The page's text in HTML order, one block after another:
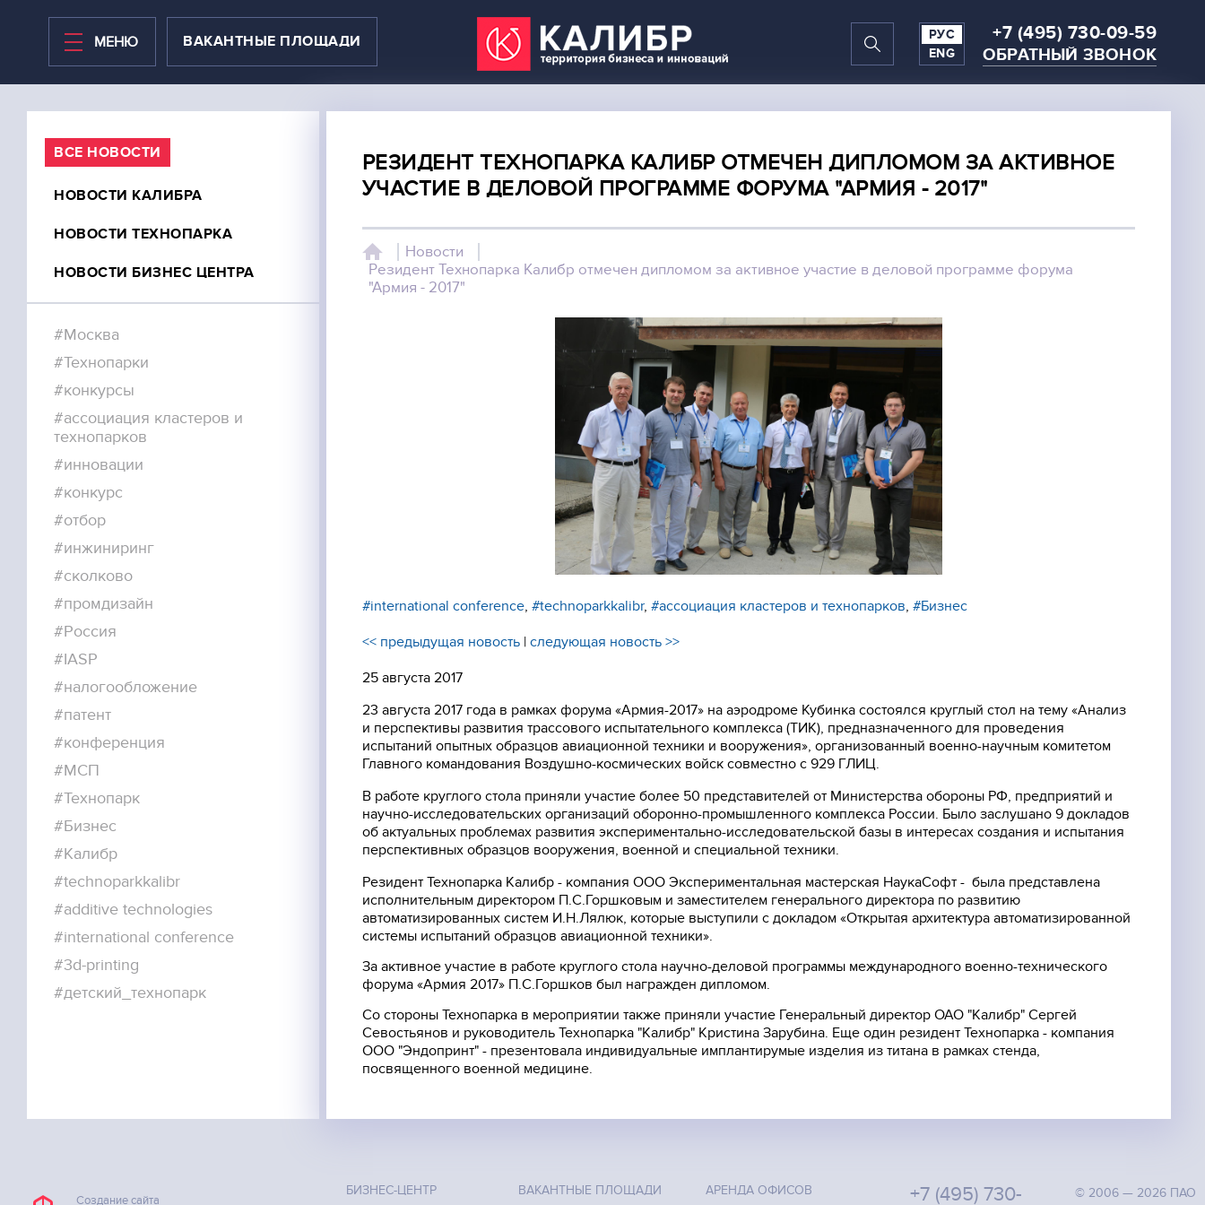
МЕНЮ ВАКАНТНЫЕ ПЛОЩАДИ +7 (495) 730-09-59
ОБРАТНЫЙ ЗВОНОК
РУС
ENG
ВАКАНТНЫЕ ПЛОЩАДИ
ТЕРРИТОРИЯ
НОВОСТИ
УСЛУГИ РЕЗИДЕНТОВ
КОНТАКТЫ
ИНФОРМАЦИЯ ДЛЯ
РЕЗИДЕНТОВ
ВХОД ДЛЯ РЕЗИДЕНТОВ
Станция метро Алексеевская
+7 (495) 730-09-59
Режим работы 7:00 - 18:00 ПН-ПТ.
ОБРАТНЫЙ ЗВОНОК
ВСЕ НОВОСТИ
НОВОСТИ КАЛИБРА
НОВОСТИ ТЕХНОПАРКА
НОВОСТИ БИЗНЕС ЦЕНТРА
#Москва
#Технопарки
#конкурсы
#ассоциация кластеров и
технопарков
#инновации
#конкурс
#отбор
#инжиниринг
#сколково
#промдизайн
#Россия
#IASP
#налогообложение
#патент
#конференция
#МСП
#Технопарк
#Бизнес
#Калибр
#technoparkkalibr
#additive technologies
#international conference
#3d-printing
#детский_технопарк
РЕЗИДЕНТ ТЕХНОПАРКА КАЛИБР ОТМЕЧЕН ДИПЛОМОМ ЗА АКТИВНОЕ
УЧАСТИЕ В ДЕЛОВОЙ ПРОГРАММЕ ФОРУМА "АРМИЯ - 2017"
Новости
Резидент Технопарка Калибр отмечен дипломом за активное участие в деловой программе форума
"Армия - 2017"
#international conference, #technoparkkalibr, #ассоциация кластеров и технопарков, #Бизнес
<< предыдущая новость| следующая новость >>
25 августа 2017
23 августа 2017 года в рамках форума «Армия-2017» на аэродроме Кубинка состоялся круглый стол на тему «Анализ
и перспективы развития трассового испытательного комплекса (ТИК), предназначенного для проведения
испытаний опытных образцов авиационной техники и вооружения», организованный военно-научным комитетом
Главного командования Воздушно-космических войск совместно с 929 ГЛИЦ.
В работе круглого стола приняли участие более 50 представителей от Министерства обороны РФ, предприятий и
научно-исследовательских организаций оборонно-промышленного комплекса России. Было заслушано 9 докладов
об актуальных проблемах развития экспериментально-исследовательской базы в интересах создания и испытания
перспективных образцов вооружения, военной и специальной техники.
Резидент Технопарка Калибр - компания ООО Экспериментальная мастерская НаукаСофт - была представлена
исполнительным директором П.С.Горшковым и заместителем генерального директора по развитию
автоматизированных систем И.Н.Лялюк, которые выступили с докладом «Открытая архитектура автоматизированной
системы испытаний образцов авиационной техники».
За активное участие в работе круглого стола научно-деловой программы международного военно-технического
форума «Армия 2017» П.С.Горшков был награжден дипломом.
Со стороны Технопарка в мероприятии также приняли участие Генеральный директор ОАО "Калибр" Сергей
Севостьянов и руководитель Технопарка "Калибр" Кристина Зарубина. Еще один резидент Технопарка - компания
ООО "Эндопринт" - презентовала индивидуальные имплантирумые изделия из титана в рамках стенда,
посвященного военной медицине.
БИЗНЕС-ЦЕНТР ВАКАНТНЫЕ ПЛОЩАДИ АРЕНДА ОФИСОВ +7 (495) 730- © 2006 — 2026 ПАО
Создание сайта